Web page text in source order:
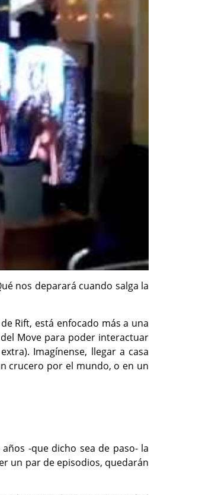
nos deparará cuando salga la
Rift, está enfocado más a una
Move para poder interactuar
Imagínense, llegar a casa
crucero por el mundo, o en un
-que dicho sea de paso- la
un par de episodios, quedarán